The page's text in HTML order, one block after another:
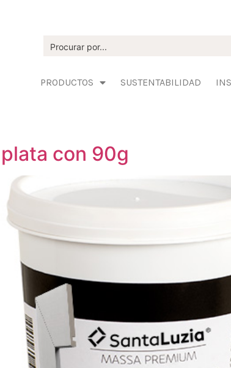
PRODUCTOS SUSTENTABILIDAD
con 90g